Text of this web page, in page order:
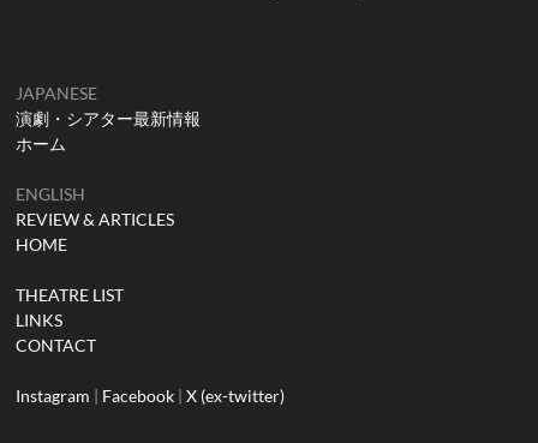
JAPANESE
演劇・シアター最新情報
ホーム
ENGLISH
REVIEW & ARTICLES
HOME
THEATRE LIST
LINKS
CONTACT
Instagram | Facebook |X (ex-twitter)